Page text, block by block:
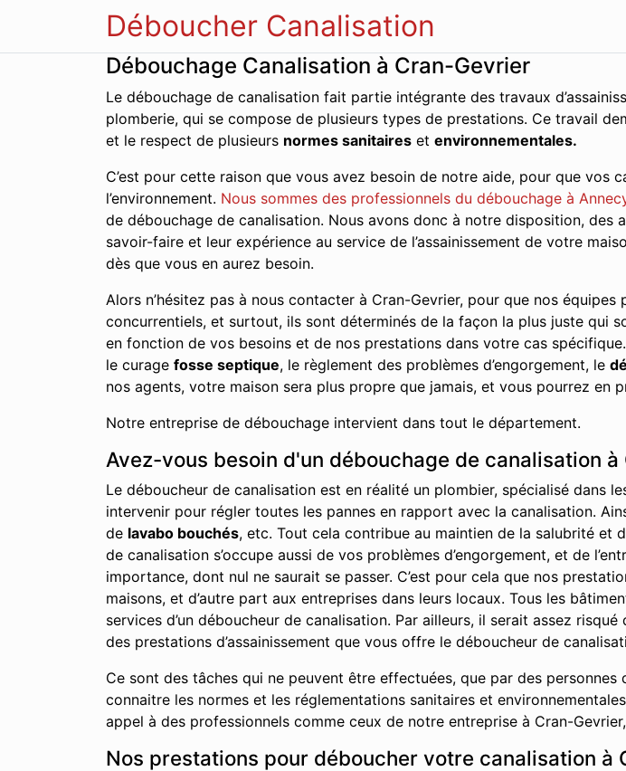
Déboucher Canalisation
Débouchage Canalisation à Cran-Gevrier
Le débouchage de canalisation fait partie intégrante des travaux
plomberie, qui se compose de plusieurs types de prestations. Ce travail
et le respect de plusieurs normes sanitaires et environnementales.
C’est pour cette raison que vous avez besoin de notre aide, pour que vos
l’environnement. Nous sommes des professionnels du débouchage à
de débouchage de canalisation. Nous avons donc à notre disposition,
savoir-faire et leur expérience au service de l’assainissement de votre
dès que vous en aurez besoin.
Alors n’hésitez pas à nous contacter à Cran-Gevrier, pour que nos
concurrentiels, et surtout, ils sont déterminés de la façon la plus juste qui
en fonction de vos besoins et de nos prestations dans votre cas
le curage fosse septique, le règlement des problèmes d’engorgement, le
nos agents, votre maison sera plus propre que jamais, et vous pourrez en
Notre entreprise de débouchage intervient dans tout le département.
Avez-vous besoin d'un débouchage de canalisation
Le déboucheur de canalisation est en réalité un plombier, spécialisé dans
intervenir pour régler toutes les pannes en rapport avec la canalisation.
de lavabo bouchés, etc. Tout cela contribue au maintien de la salubrité et
de canalisation s’occupe aussi de vos problèmes d’engorgement, et de
importance, dont nul ne saurait se passer. C’est pour cela que nos
maisons, et d’autre part aux entreprises dans leurs locaux. Tous les
services d’un déboucheur de canalisation. Par ailleurs, il serait assez
des prestations d’assainissement que vous offre le déboucheur de
Ce sont des tâches qui ne peuvent être effectuées, que par des
connaitre les normes et les réglementations sanitaires et
appel à des professionnels comme ceux de notre entreprise à Cran-
Nos prestations pour déboucher votre canalisation à